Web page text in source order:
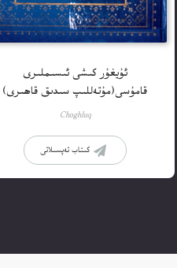
ئۇيغۇر كىشى ئىسىملىرى
قامۇسى(مۇتەللىپ سىدىق قاھىرى)
Choghluq
كىتاب تەپسىلاتى